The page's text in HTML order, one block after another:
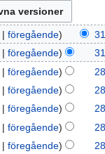
föregående
föregående
föregående
föregående
föregående
föregående
föregående